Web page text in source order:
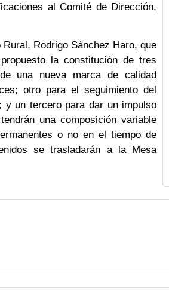
al Comité de Dirección,
Rodrigo Sánchez Haro, que
la constitución de tres
una nueva marca de calidad
otro para el seguimiento del
y un tercero para dar un impulso
una composición variable
o no en el tiempo de
se trasladarán a la Mesa